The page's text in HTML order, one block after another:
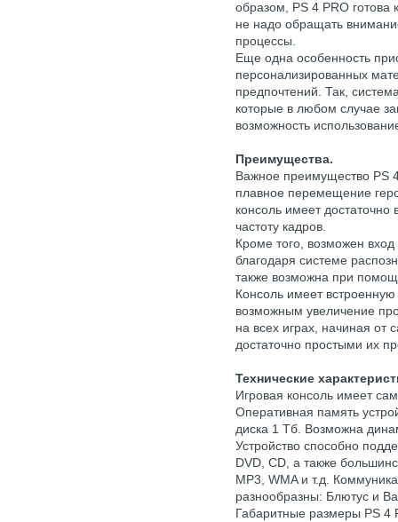
образом, PS 4 PRO
не надо обращать
процессы.
Еще одна особенность
персонализированных
предпочтений. Так,
которые в любом случае
возможность
Преимущества.
Важное преимущество PS
плавное перемещение
консоль имеет
частоту кадров.
Кроме того, возможен
благодаря системе
также возможна при
Консоль имеет
возможным увеличение
на всех играх, начиная от
достаточно простыми их
Технические
Игровая консоль имеет
Оперативная память
диска 1 Тб. Возможна
Устройство способно
DVD, CD, а также
MP3, WMA и т.д.
разнообразны: Блютус и
Габаритные размеры PS 4